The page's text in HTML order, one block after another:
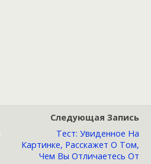
Следующая Запись
Тест: Увиденное На
Картинке, Расскажет О Том,
Чем Вы Отличаетесь От